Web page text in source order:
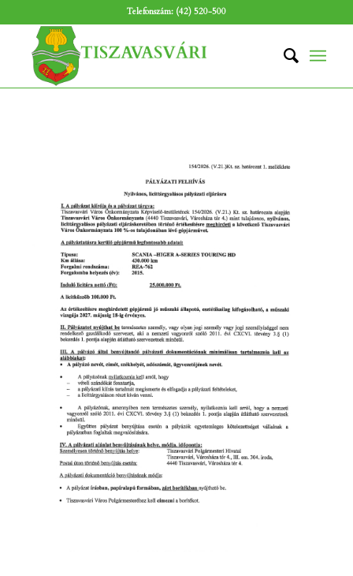
Telefonszám: (42) 520-500